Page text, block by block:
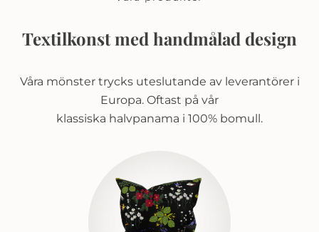
Textilkonst med handmålad design
Våra mönster trycks uteslutande av leverantörer i
Europa. Oftast på vår
klassiska halvpanama i 100% bomull.